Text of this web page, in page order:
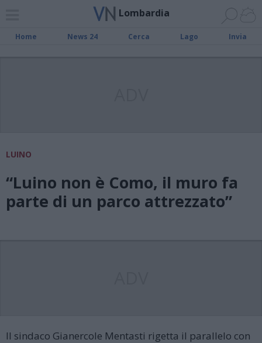
Lombardia
Home News 24 Cerca Lago Invia
LUINO
“Luino non è Como, il muro fa
parte di un parco attrezzato”
Il sindaco Gianercole Mentasti rigetta il parallelo con